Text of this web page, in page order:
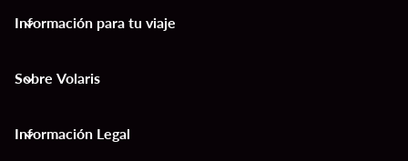
Información para tu viaje
keyboard_arrow_down
Sobre Volaris
keyboard_arrow_down
Información Legal
keyboard_arrow_down